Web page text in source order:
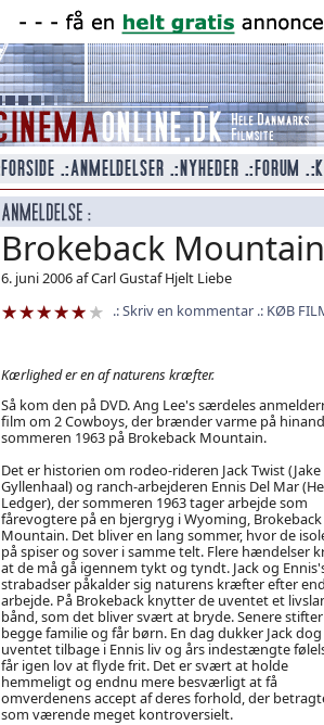
Brokeback Mountain
6. juni 2006 af Carl Gustaf Hjelt Liebe
Skriv en kommentar
KØB
Kærlighed er en af naturens kræfter.
Så kom den på DVD. Ang Lee's særdeles
film om 2 Cowboys, der brænder varme på
sommeren 1963 på Brokeback Mountain.
Det er historien om rodeo-rideren Jack Twist (Jake
Gyllenhaal) og ranch-arbejderen Ennis Del Mar
Ledger), der sommeren 1963 tager arbejde som
fårevogtere på en bjergryg i Wyoming, Brokeback
Mountain. Det bliver en lang sommer, hvor de
på spiser og sover i samme telt. Flere hændelser
at de må gå igennem tykt og tyndt. Jack og
strabadser påkalder sig naturens kræfter efter
arbejde. På Brokeback knytter de uventet et
bånd, som det bliver svært at bryde. Senere
begge familie og får børn. En dag dukker Jack dog
uventet tilbage i Ennis liv og års indestængte
får igen lov at flyde frit. Det er svært at holde
hemmeligt og endnu mere besværligt at få
omverdenens accept af deres forhold, der
som værende meget kontroversielt.